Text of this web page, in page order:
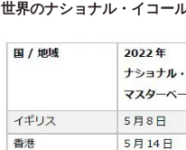
世界のナショナル・イコー